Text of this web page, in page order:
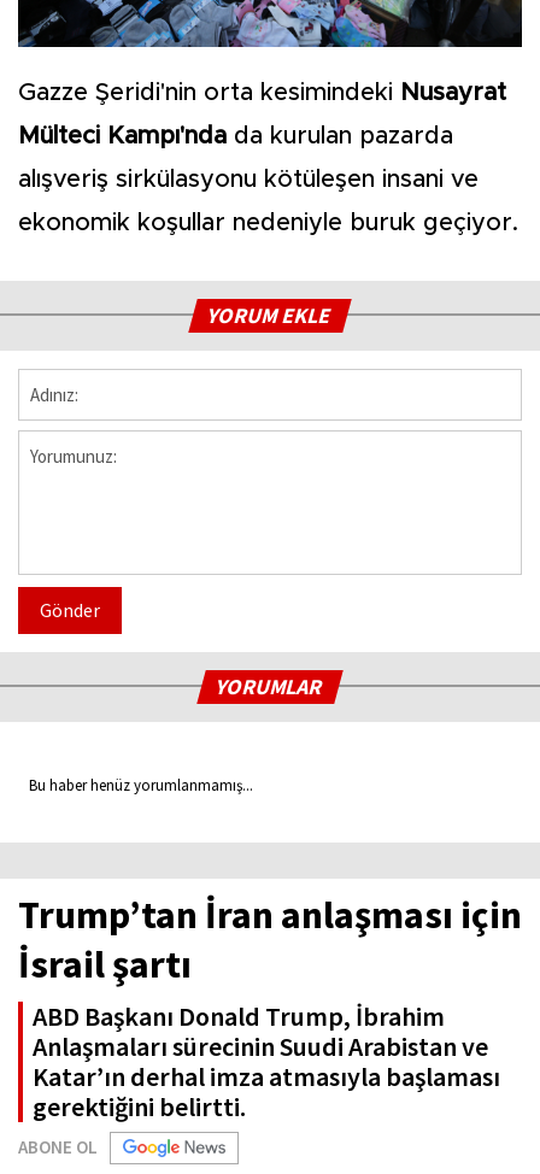
Gazze Şeridi'nin orta kesimindeki Nusayrat
Mülteci Kampı'nda da kurulan pazarda
alışveriş sirkülasyonu kötüleşen insani ve
ekonomik koşullar nedeniyle buruk geçiyor.
YORUM EKLE
Gönder
YORUMLAR
Bu haber henüz yorumlanmamış...
Trump’tan İran anlaşması için
İsrail şartı
ABD Başkanı Donald Trump, İbrahim
Anlaşmaları sürecinin Suudi Arabistan ve
Katar’ın derhal imza atmasıyla başlaması
gerektiğini belirtti.
ABONE OL